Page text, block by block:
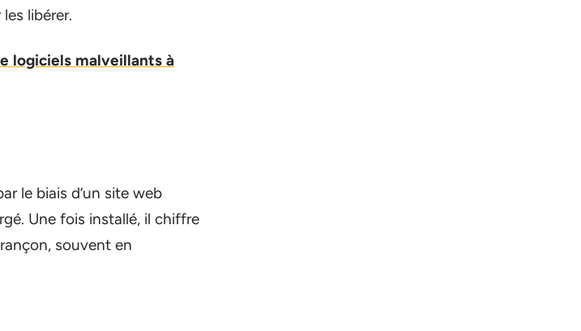
libérer.
logiciels malveillants à
le biais d’un site web
Une fois installé, il chiffre
souvent en